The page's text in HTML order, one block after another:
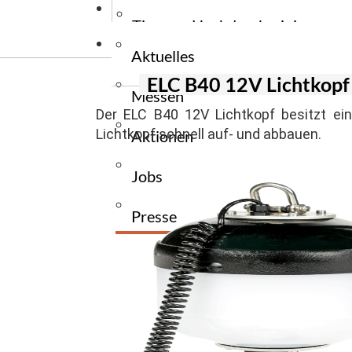
Tipps zu Hochdruckreiniger
Tipps zu Reinigungsmaschinen
Tipps zu Flurfördergeräte
Tipps zu Unkrautbekämpfung
Aktuelles
Messen
Aktionen
Jobs
Presse
ELC B40 12V Lichtkopf
Der ELC B40 12V Lichtkopf besitzt
Lichtkopf schnell auf- und abbauen.